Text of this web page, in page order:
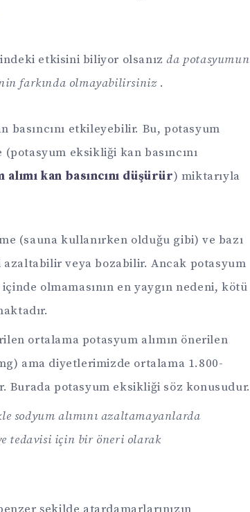
etkisini biliyor olsanızda potasyumun
farkında olmayabilirsiniz.
basıncını etkileyebilir. Bu, potasyum
eksikliği kan basıncını
kan basıncını düşürür) miktarıyla
(sauna kullanırken olduğu gibi) ve bazı
veya bozabilir. Ancak potasyum
olmamasının en yaygın nedeni, kötü
ortalama potasyum alımın önerilen
ama diyetlerimizde ortalama 1.800-
Burada potasyum eksikliği söz konusudur.
sodyum alımını azaltamayanlarda
tedavisi için bir öneri olarak